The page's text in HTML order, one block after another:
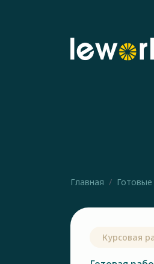
Главная
Курсовая